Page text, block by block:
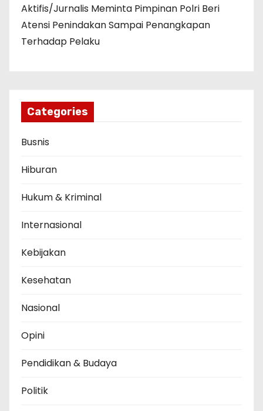
Aktifis/Jurnalis Meminta Pimpinan Polri Beri
Atensi Penindakan Sampai Penangkapan
Terhadap Pelaku
Categories
Busnis
Hiburan
Hukum & Kriminal
Internasional
Kebijakan
Kesehatan
Nasional
Opini
Pendidikan & Budaya
Politik